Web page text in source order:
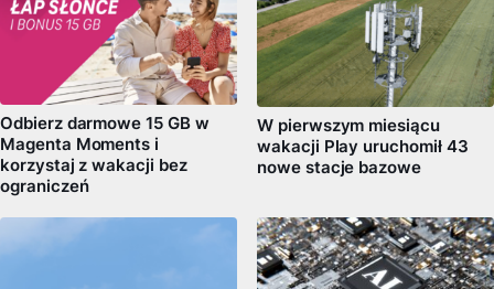
Odbierz darmowe 15 GB w
Magenta Moments i
korzystaj z wakacji bez
ograniczeń
W pierwszym miesiącu
wakacji Play uruchomił 43
nowe stacje bazowe